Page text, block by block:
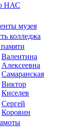
НАС
музея
колледжа
Валентина
Алексеевна
Самаранская
Виктор
Киселев
Сергей
Коровин